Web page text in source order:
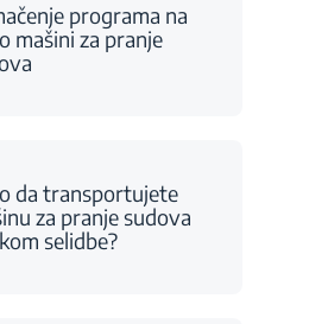
programa na
mašini za pranje
da transportujete
za pranje sudova
selidbe?